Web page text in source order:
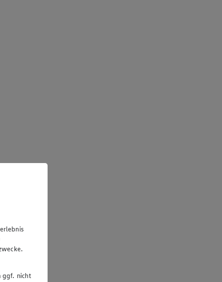
ggf. nicht